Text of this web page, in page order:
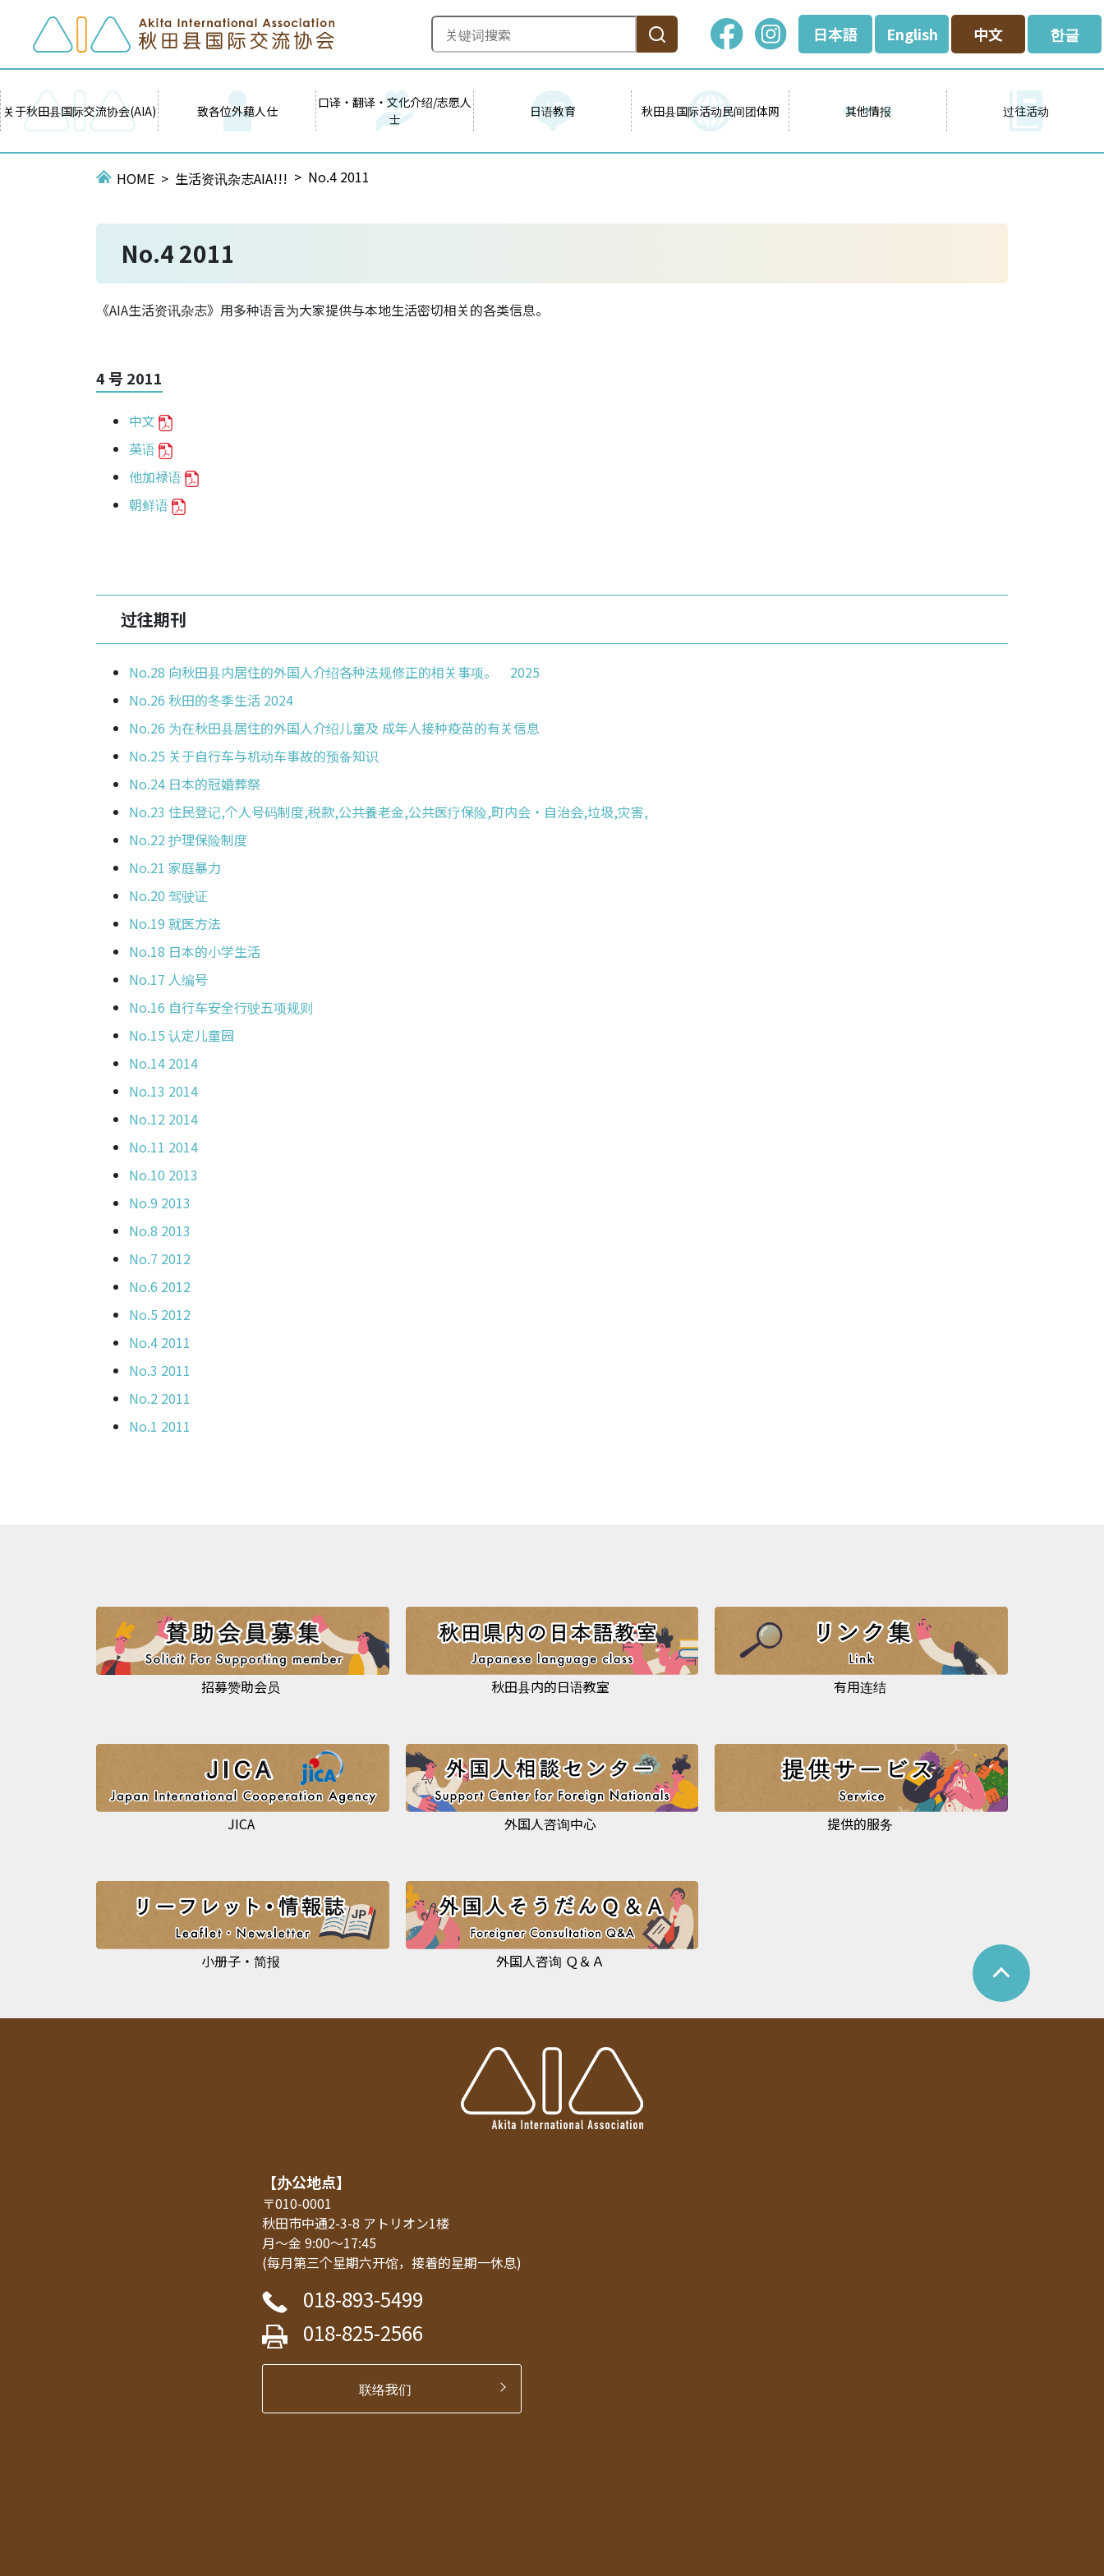
日本語 English 中文 한글
关于秋田县国际交流协会(AIA) 致各位外藉人仕
口译・翻译・文化介绍/志愿人
士
日语教育 秋田县国际活动民间团体网 其他情报 过往活动
HOME 生活资讯杂志AIA!!! No.4 2011
No.4 2011
《AIA生活资讯杂志》用多种语言为大家提供与本地生活密切相关的各类信息。
4 号 2011
中文
英语
他加禄语
朝鲜语
过往期刊
No.28 向秋田县内居住的外国人介绍各种法规修正的相关事项。 2025
No.26 秋田的冬季生活 2024
No.26 为在秋田县居住的外国人介绍儿童及 成年人接种疫苗的有关信息
No.25 关于自行车与机动车事故的预备知识
No.24 日本的冠婚葬祭
No.23 住民登记,个人号码制度,税款,公共養老金,公共医疗保险,町内会・自治会,垃圾,灾害,
No.22 护理保险制度
No.21 家庭暴力
No.20 驾驶证
No.19 就医方法
No.18 日本的小学生活
No.17 人编号
No.16 自行车安全行驶五项规则
No.15 认定儿童园
No.14 2014
No.13 2014
No.12 2014
No.11 2014
No.10 2013
No.9 2013
No.8 2013
No.7 2012
No.6 2012
No.5 2012
No.4 2011
No.3 2011
No.2 2011
No.1 2011
招募赞助会员 秋田县内的日语教室 有用连结
JICA 外国人咨询中心 提供的服务
小册子・简报 外国人咨询 Ｑ＆Ａ
【办公地点】
〒010-0001
秋田市中通2-3-8 アトリオン1楼
月～金 9:00～17:45
(每月第三个星期六开馆，接着的星期一休息)
018-893-5499
018-825-2566
联络我们